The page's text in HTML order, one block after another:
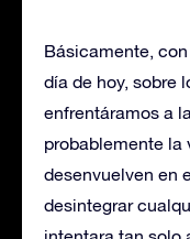
Básicamente,
día de hoy, sobre
enfrentáramos a
probablemente la
desenvuelven en
desintegrar